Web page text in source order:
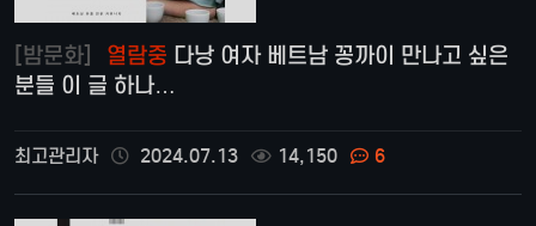
[밤문화] 열람중 다낭 여자 베트남 꽁까이 만나고 싶은
분들 이 글 하나…
최고관리자 2024.07.13 14,150 6